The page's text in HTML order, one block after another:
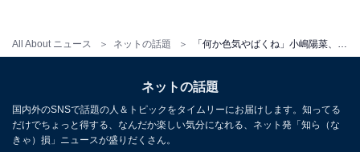
All About ニュース ネットの話題
ネットの話題
国内外のSNSで話題の人＆トピックをタイムリーにお届けします。知ってる
だけでちょっと得する、なんだか楽しい気分になれる、ネット発「知ら（な
きゃ）損」ニュースが盛りだくさん。